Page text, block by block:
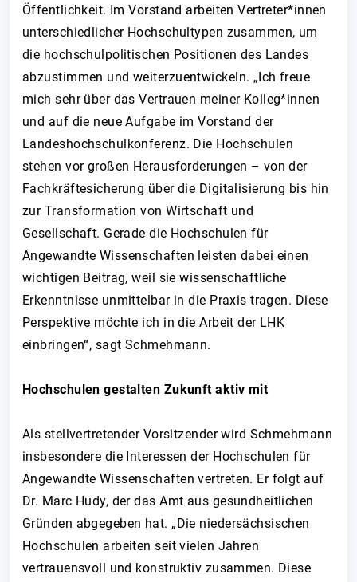
Öffentlichkeit. Im Vorstand arbeiten Vertreter*innen
unterschiedlicher Hochschultypen zusammen, um
die hochschulpolitischen Positionen des Landes
abzustimmen und weiterzuentwickeln. „Ich freue
mich sehr über das Vertrauen meiner Kolleg*innen
und auf die neue Aufgabe im Vorstand der
Landeshochschulkonferenz. Die Hochschulen
stehen vor großen Herausforderungen – von der
Fachkräftesicherung über die Digitalisierung bis hin
zur Transformation von Wirtschaft und
Gesellschaft. Gerade die Hochschulen für
Angewandte Wissenschaften leisten dabei einen
wichtigen Beitrag, weil sie wissenschaftliche
Erkenntnisse unmittelbar in die Praxis tragen. Diese
Perspektive möchte ich in die Arbeit der LHK
einbringen“, sagt Schmehmann.
Hochschulen gestalten Zukunft aktiv mit
Als stellvertretender Vorsitzender wird Schmehmann
insbesondere die Interessen der Hochschulen für
Angewandte Wissenschaften vertreten. Er folgt auf
Dr. Marc Hudy, der das Amt aus gesundheitlichen
Gründen abgegeben hat. „Die niedersächsischen
Hochschulen arbeiten seit vielen Jahren
vertrauensvoll und konstruktiv zusammen. Diese